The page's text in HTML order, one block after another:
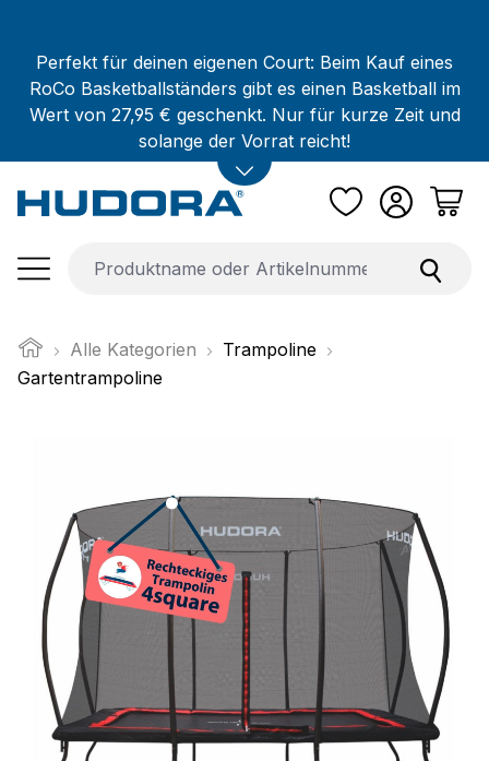
Perfekt für deinen eigenen Court: Beim Kauf eines
RoCo Basketballständers gibt es einen Basketball im
Wert von 27,95 € geschenkt. Nur für kurze Zeit und
solange der Vorrat reicht!
Alle Kategorien
Trampoline
Gartentrampoline